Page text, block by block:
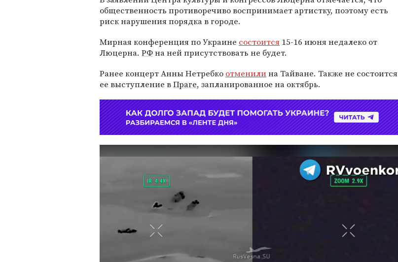
общественность противоречиво воспринимает артистку, поэтому есть
риск нарушения порядка в городе.
Мирная конференция по Украине состоится 15-16 июня недалеко от
Люцерна. РФна ней присутствовать не будет.
Ранее концерт Анны Нетребко отменилина Тайване. Также не состоится
ее выступление вПраге, запланированное на октябрь.